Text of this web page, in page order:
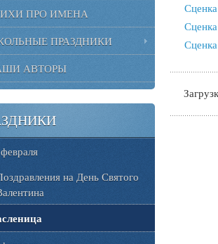
ПРО ИМЕНА
ПРАЗДНИКИ
АВТОРЫ
на День Святого